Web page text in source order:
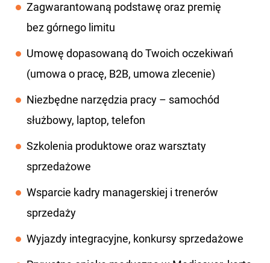
Zagwarantowaną podstawę oraz premię
bez górnego limitu
Umowę dopasowaną do Twoich oczekiwań
(umowa o pracę, B2B, umowa zlecenie)
Niezbędne narzędzia pracy – samochód
służbowy, laptop, telefon
Szkolenia produktowe oraz warsztaty
sprzedażowe
Wsparcie kadry managerskiej i trenerów
sprzedaży
Wyjazdy integracyjne, konkursy sprzedażowe